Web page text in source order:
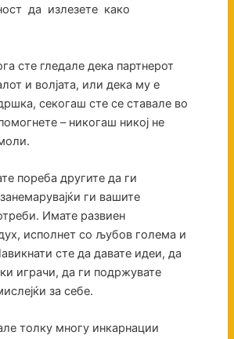
да излезете како
сте гледале дека партнерот
и волјата, или дека му е
секогаш сте се ставале во
– никогаш никој не
пореба другите да ги
ги вашите
Имате развиен
дух, исполнет со љубов голема и
сте да давате идеи, да
играчи, да ги подржувате
за себе.
толку многу инкарнации